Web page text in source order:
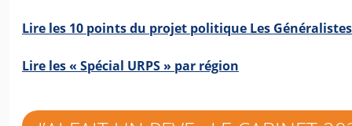
Lire les 10 points du projet politique Les Généralistes
Lire les « Spécial URPS » par région